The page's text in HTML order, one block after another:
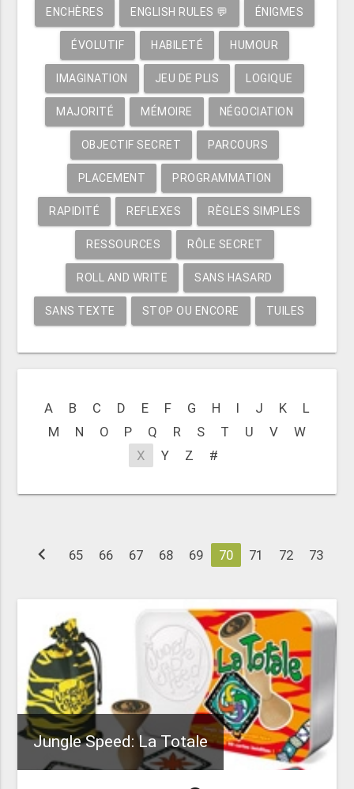
ENCHÈRES ENGLISH RULES 💬 ÉNIGMES
ÉVOLUTIF HABILETÉ HUMOUR
IMAGINATION JEU DE PLIS LOGIQUE
MAJORITÉ MÉMOIRE NÉGOCIATION
OBJECTIF SECRET PARCOURS
PLACEMENT PROGRAMMATION
RAPIDITÉ REFLEXES RÈGLES SIMPLES
RESSOURCES RÔLE SECRET
ROLL AND WRITE SANS HASARD
SANS TEXTE STOP OU ENCORE TUILES
A B C D E F G H I J K
L
M
N O P Q R S T U V
W
X
Y Z #
chevron_left 65 66 67 68 69 70 71 72 73
Jungle Speed: La Totale